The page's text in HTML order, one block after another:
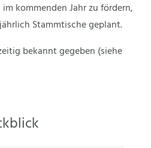
kommenden Jahr zu fördern,
Stammtische geplant.
bekannt gegeben (siehe